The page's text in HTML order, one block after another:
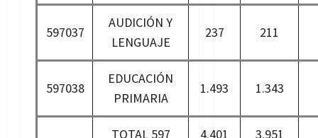
597037
AUDICIÓN Y
LENGUAJE
237 211
597038
EDUCACIÓN
PRIMARIA
1.493 1.343
TOTAL 597 4.401 3.951